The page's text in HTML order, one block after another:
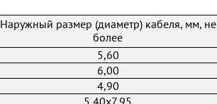
Наружный размер (диаметр) кабеля, мм, не
более
5,60
6,00
4,90
5,40x7,95